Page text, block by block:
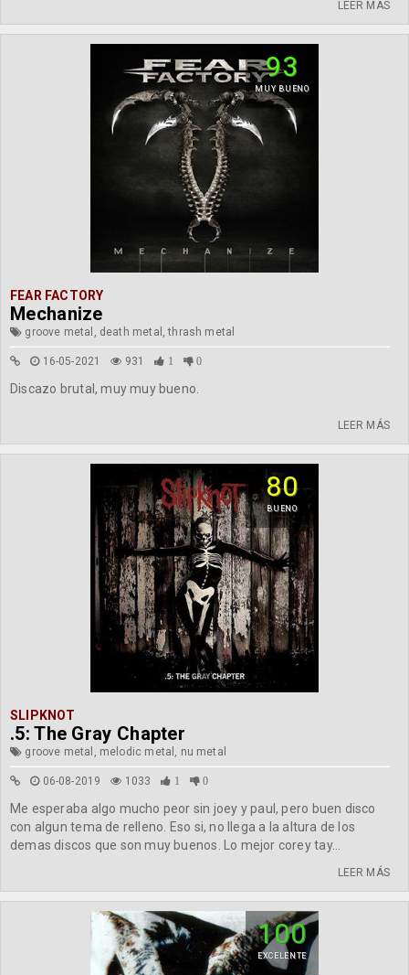
LEER MÁS
93
MUY BUENO
FEAR FACTORY
Mechanize
groove metal, death metal, thrash metal
16-05-2021 931 1 0
Discazo brutal, muy muy bueno.
LEER MÁS
80
BUENO
SLIPKNOT
.5: The Gray Chapter
groove metal, melodic metal, nu metal
06-08-2019 1033 1 0
Me esperaba algo mucho peor sin joey y paul, pero buen disco
con algun tema de relleno. Eso si, no llega a la altura de los
demas discos que son muy buenos. Lo mejor corey tay...
LEER MÁS
100
EXCELENTE